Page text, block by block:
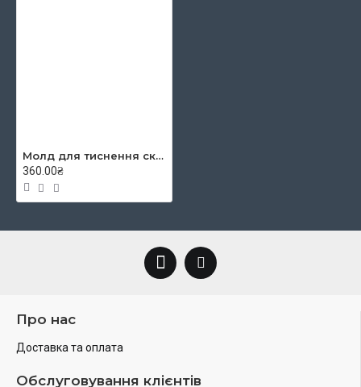
Молд для тиснення скульптурних мас "Гармонія" 90х90мм
360.00₴
Про нас
Доставка та оплата
Обслуговування клієнтів